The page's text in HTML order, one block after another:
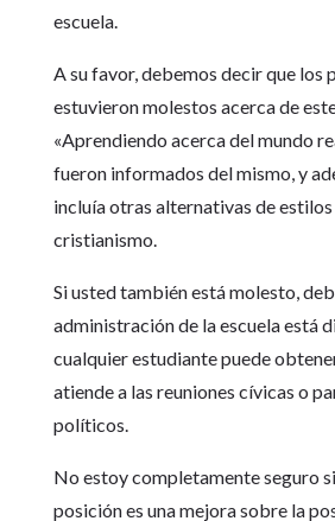
escuela.
A su favor, debemos decir que los
estuvieron molestos acerca de
«Aprendiendo acerca del mundo
fueron informados del mismo, y
incluía otras alternativas de
cristianismo.
Si usted también está molesto,
administración de la escuela está
cualquier estudiante puede
atiende a las reuniones cívicas o
políticos.
No estoy completamente seguro
posición es una mejora sobre la